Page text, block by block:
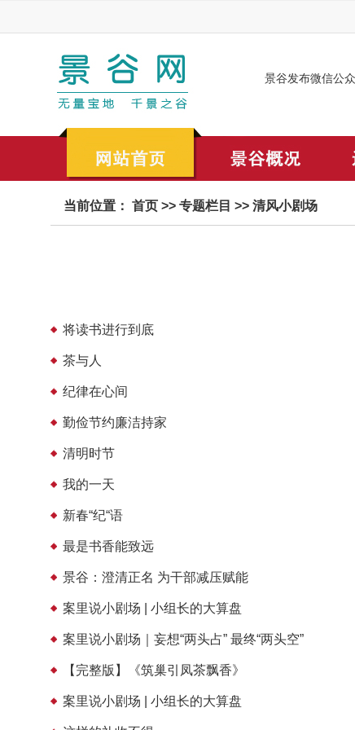
景谷发布微信公
当前位置： 首页 >> 专题栏目 >> 清风小剧场
将读书进行到底
茶与人
纪律在心间
勤俭节约廉洁持家
清明时节
我的一天
新春“纪“语
最是书香能致远
景谷：澄清正名 为干部减压赋能
案里说小剧场 | 小组长的大算盘
案里说小剧场｜妄想“两头占” 最终“两头空”
【完整版】《筑巢引凤茶飘香》
案里说小剧场 | 小组长的大算盘